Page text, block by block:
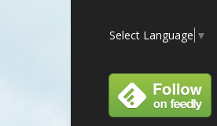
Select Language ▼